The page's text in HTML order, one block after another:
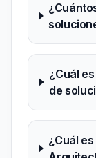
¿Cuál
de
¿Cuál